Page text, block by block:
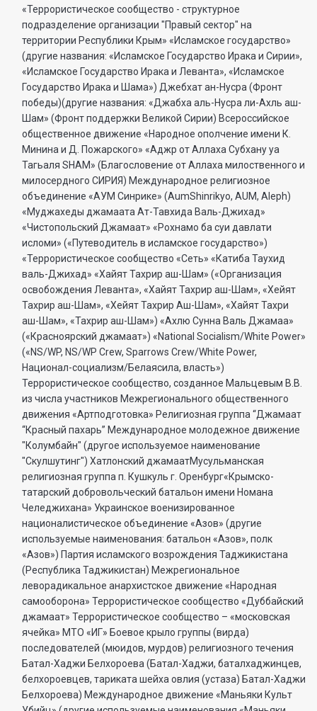
«Террористическое сообщество - структурное
подразделение организации "Правый сектор" на
территории Республики Крым» «Исламское государство»
(другие названия: «Исламское Государство Ирака и Сирии»,
«Исламское Государство Ирака и Леванта», «Исламское
Государство Ирака и Шама») Джебхат ан-Нусра (Фронт
победы)(другие названия: «Джабха аль-Нусра ли-Ахль аш-
Шам» (Фронт поддержки Великой Сирии) Всероссийское
общественное движение «Народное ополчение имени К.
Минина и Д. Пожарского» «Аджр от Аллаха Субхану уа
Тагьаля SHAM» (Благословение от Аллаха милоственного и
милосердного СИРИЯ) Международное религиозное
объединение «АУМ Синрике» (AumShinrikyo, AUM, Aleph)
«Муджахеды джамаата Ат-Тавхида Валь-Джихад»
«Чистопольский Джамаат» «Рохнамо ба суи давлати
исломи» («Путеводитель в исламское государство»)
«Террористическое сообщество «Сеть» «Катиба Таухид
валь-Джихад» «Хайят Тахрир аш-Шам» («Организация
освобождения Леванта», «Хайят Тахрир аш-Шам», «Хейят
Тахрир аш-Шам», «Хейят Тахрир Аш-Шам», «Хайят Тахри
аш-Шам», «Тахрир аш-Шам») «Ахлю Сунна Валь Джамаа»
(«Красноярский джамаат») «National Socialism/White Power»
(«NS/WP, NS/WP Crew, Sparrows Crew/White Power,
Национал-социализм/Белаясила, власть»)
Террористическое сообщество, созданное Мальцевым В.В.
из числа участников Межрегионального общественного
движения «Артподготовка» Религиозная группа “Джамаат
“Красный пахарь” Международное молодежное движение
"Колумбайн" (другое используемое наименование
"Скулшутинг") Хатлонский джамаатМусульманская
религиозная группа п. Кушкуль г. Оренбург«Крымско-
татарский добровольческий батальон имени Номана
Челеджихана» Украинское военизированное
националистическое объединение «Азов» (другие
используемые наименования: батальон «Азов», полк
«Азов») Партия исламского возрождения Таджикистана
(Республика Таджикистан) Межрегиональное
леворадикальное анархистское движение «Народная
самооборона» Террористическое сообщество «Дуббайский
джамаат» Террористическое сообщество – «московская
ячейка» МТО «ИГ» Боевое крыло группы (вирда)
последователей (мюидов, мурдов) религиозного течения
Батал-Хаджи Белхороева (Батал-Хаджи, баталхаджинцев,
белхороевцев, тариката шейха овлия (устаза) Батал-Хаджи
Белхороева) Международное движение «Маньяки Культ